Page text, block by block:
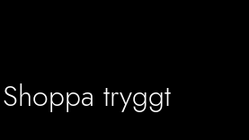
Shoppa tryggt